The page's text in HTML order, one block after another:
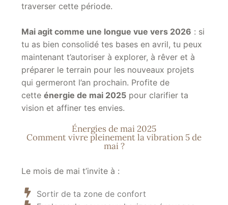
traverser cette période.
Mai agit comme une longue vue vers 2026 : si
tu as bien consolidé tes bases en avril, tu peux
maintenant t’autoriser à explorer, à rêver et à
préparer le terrain pour les nouveaux projets
qui germeront l’an prochain. Profite de
cette énergie de mai 2025 pour clarifier ta
vision et affiner tes envies.
Énergies de mai 2025
Comment vivre pleinement la vibration 5 de
mai ?
Le mois de mai t’invite à :
Sortir de ta zone de confort